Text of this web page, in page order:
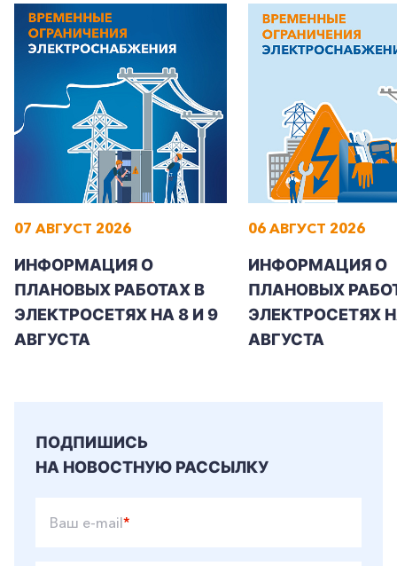
+7-800-700-24-57
Частным клиентам
07 АВГУСТ 2026
ИНФОРМАЦИЯ О
ПЛАНОВЫХ РАБОТАХ В
ЭЛЕКТРОСЕТЯХ НА 8 И 9
АВГУСТА
06 АВГУСТ 2026
ИНФОРМАЦИЯ О
ПЛАНОВЫХ
ЭЛЕКТРОСЕТЯХ
АВГУСТА
ПОДПИШИСЬ
НА НОВОСТНУЮ РАССЫЛКУ
Ваш e-mail*